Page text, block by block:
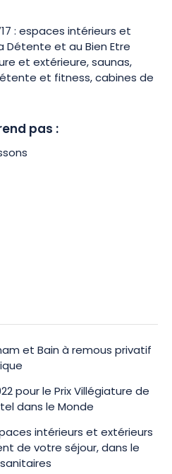
: espaces intérieurs et
Détente et au Bien Etre
et extérieure, saunas,
et fitness, cabines de
pas :
et Bain à remous privatif
pour le Prix Villégiature de
dans le Monde
intérieurs et extérieurs
de votre séjour, dans le